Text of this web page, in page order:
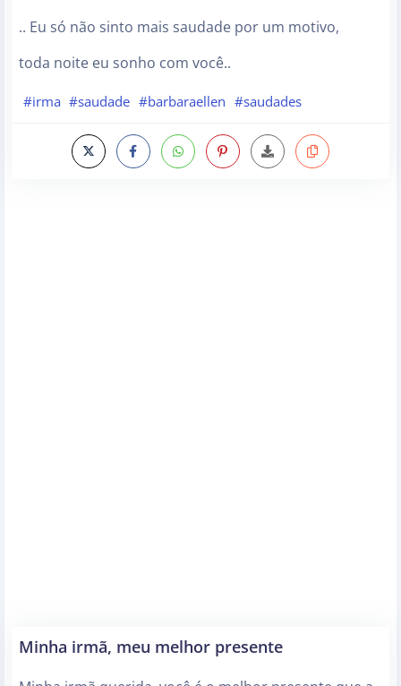
.. Eu só não sinto mais saudade por um motivo,
toda noite eu sonho com você..
#irma #saudade #barbaraellen #saudades
Minha irmã, meu melhor presente